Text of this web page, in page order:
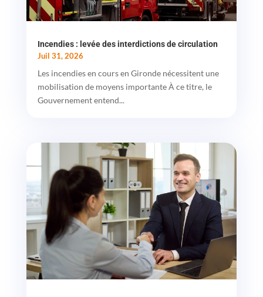
Incendies : levée des interdictions de circulation
Juil 31, 2026
Les incendies en cours en Gironde nécessitent une
mobilisation de moyens importante À ce titre, le
Gouvernement entend...